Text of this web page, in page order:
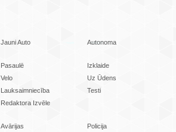
Jauni Auto Autonoma
Pasaulē
Izklaide
Velo
Uz Ūdens
Lauksaimniecība
Testi
Redaktora Izvēle
Avārijas
Policija